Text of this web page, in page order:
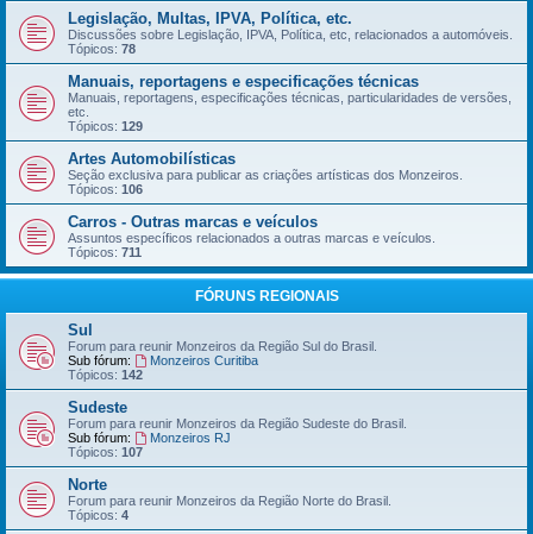
Legislação, Multas, IPVA, Política, etc.
Discussões sobre Legislação, IPVA, Política, etc, relacionados a automóveis.
Tópicos: 78
Manuais, reportagens e especificações técnicas
Manuais, reportagens, especificações técnicas, particularidades de versões,
etc.
Tópicos: 129
Artes Automobilísticas
Seção exclusiva para publicar as criações artísticas dos Monzeiros.
Tópicos: 106
Carros - Outras marcas e veículos
Assuntos específicos relacionados a outras marcas e veículos.
Tópicos: 711
FÓRUNS REGIONAIS
Sul
Forum para reunir Monzeiros da Região Sul do Brasil.
Sub fórum:
Monzeiros Curitiba
Tópicos: 142
Sudeste
Forum para reunir Monzeiros da Região Sudeste do Brasil.
Sub fórum:
Monzeiros RJ
Tópicos: 107
Norte
Forum para reunir Monzeiros da Região Norte do Brasil.
Tópicos: 4